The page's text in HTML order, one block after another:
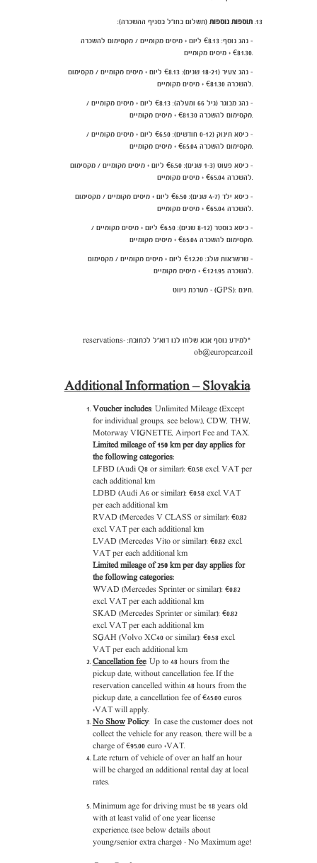
תוספות נוספות(תשלום בחו"ל בסניף ההשכרה):
- נהג נוסף: €8.13
ליום + מיסים מקומיים / מקסימום להשכרה
€81.30 + מיסים מקומיים.
- נהג צעיר (18-21 שנים): €8.13 ליום + מיסים מקומיים / מקסימום
להשכרה €81.30 + מיסים מקומיים.
- נהג מבוגר (גיל 66 ומעלה): €8.13 ליום + מיסים מקומיים /
מקסימום להשכרה €81.30 + מיסים מקומיים.
- כיסא תינוק (0-12 חודשים): €6.50 ליום + מיסים מקומיים /
מקסימום להשכרה €65.04 + מיסים מקומיים.
- כיסא פעוט (1-3 שנים): €6.50 ליום + מיסים מקומיים / מקסימום
להשכרה €65.04 + מיסים מקומיים.
- כיסא ילד (4-7 שנים): €6.50 ליום + מיסים מקומיים / מקסימום
להשכרה €65.04 + מיסים מקומיים.
- כיסא בוסטר (8-12 שנים): €6.50 ליום + מיסים מקומיים /
מקסימום להשכרה €65.04 + מיסים מקומיים.
- שרשראות שלג: €12.20 ליום + מיסים מקומיים / מקסימום
להשכרה €121.95 + מיסים מקומיים.
- מערכת ניווט (GPS): חינם.
*למידע נוסף אנא שלחו לנו דוא"ל לכתובת: reservations-
ob@europcar.co.il
Additional Information – Slovakia
Voucher includes: Unlimited Mileage (Except
for individual groups, see below.), CDW, THW,
Motorway VIGNETTE, Airport Fee and TAX.
Limited mileage of 150 km per day applies for
the following categories:
LFBD (Audi Q8 or similar): €0.58 excl. VAT per
each additional km
LDBD (Audi A6 or similar): €0.58 excl. VAT
per each additional km
RVAD (Mercedes V CLASS or similar): €0.82
excl. VAT per each additional km
LVAD (Mercedes Vito or similar): €0.82 excl.
VAT per each additional km
Limited mileage of 250 km per day applies for
the following categories:
WVAD (Mercedes Sprinter or similar): €0.82
excl. VAT per each additional km
SKAD (Mercedes Sprinter or similar): €0.82
excl. VAT per each additional km
SGAH (Volvo XC40 or similar): €0.58 excl.
VAT per each additional km
Cancellation fee: Up to 48 hours from the
pickup date, without cancellation fee. If the
reservation cancelled within 48 hours from the
pickup date, a cancellation fee of €45.00 euros
+VAT will apply.
No ShowPolicy: In case the customer does not
collect the vehicle for any reason, there will be a
charge of €95.00 euro +VAT.
Late return of vehicle of over an half an hour
will be charged an additional rental day at local
rates.
Minimum age for driving must be 18 years old
with at least valid of one year license
experience. (see below details about
young/senior extra charge) - No Maximum age!